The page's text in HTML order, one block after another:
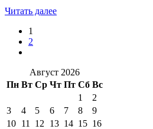
Читать далее
1
2
Август 2026
Пн Вт Ср Чт Пт Сб Вс
1
2
3
4 5 6 7 8
9
10 11 12 13 14 15 16